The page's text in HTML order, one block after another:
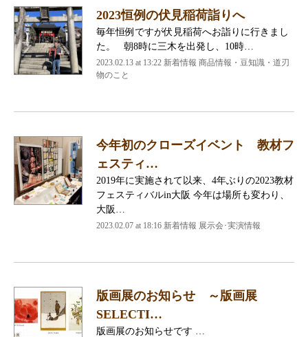
2023恒例の伏見稲荷詣りへ
毎年恒例ですが伏見稲荷へお詣りに行きまし
た。 朝8時に三木を出発し、10時…
2023.02.13 at 13:22 新着情報 商品情報・豆知識・道刃
物のこと
今年初のクローズイベント 教材フ
ェスティ…
2019年に実施されて以来、4年ぶりの2023教材
フェスティバルin大阪 今年は場所も変わり、
大阪…
2023.02.07 at 18:16 新着情報 展示会･実演情報
版画展のお知らせ ～版画展
SELECTI…
版画展のお知らせです …